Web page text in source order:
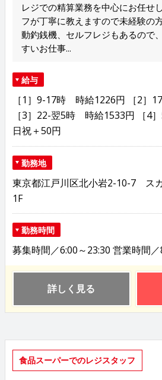
レジでの精算業務を中心にお任せ
フが丁寧に教えますので未経験の
動釣銭機、セルフレジもあるので
すいお仕事...
給与
［1］9-17時 時給1226円 ［2］
［3］22-翌5時 時給1533円 ［4
日祝＋50円
勤務地
東京都江戸川区北小岩2-10-7 ス
1F
勤務時間
募集時間／6:00～23:30 営業時間
詳しく見る
食品スーパーでのレジスタッフ